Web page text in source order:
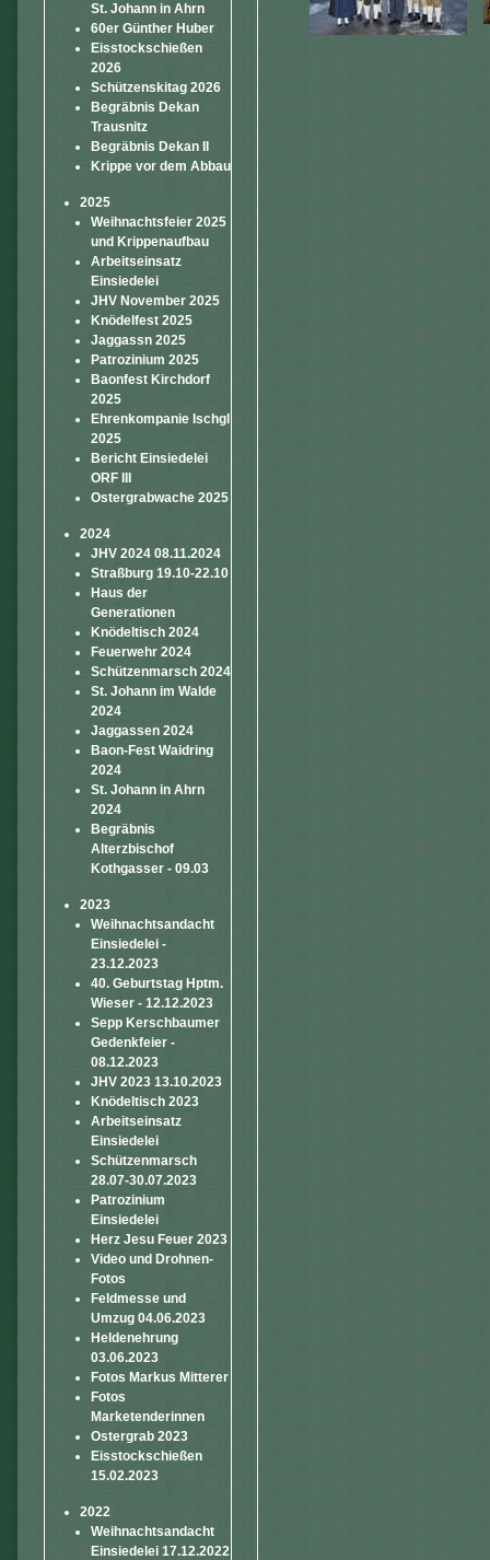
St. Johann in Ahrn
60er Günther Huber
Eisstockschießen
2026
Schützenskitag 2026
Begräbnis Dekan
Trausnitz
Begräbnis Dekan II
Krippe vor dem Abbau
2025
Weihnachtsfeier 2025
und Krippenaufbau
Arbeitseinsatz
Einsiedelei
JHV November 2025
Knödelfest 2025
Jaggassn 2025
Patrozinium 2025
Baonfest Kirchdorf
2025
Ehrenkompanie Ischgl
2025
Bericht Einsiedelei
ORF III
Ostergrabwache 2025
2024
JHV 2024 08.11.2024
Straßburg 19.10-22.10
Haus der
Generationen
Knödeltisch 2024
Feuerwehr 2024
Schützenmarsch 2024
St. Johann im Walde
2024
Jaggassen 2024
Baon-Fest Waidring
2024
St. Johann in Ahrn
2024
Begräbnis
Alterzbischof
Kothgasser - 09.03
2023
Weihnachtsandacht
Einsiedelei -
23.12.2023
40. Geburtstag Hptm.
Wieser - 12.12.2023
Sepp Kerschbaumer
Gedenkfeier -
08.12.2023
JHV 2023 13.10.2023
Knödeltisch 2023
Arbeitseinsatz
Einsiedelei
Schützenmarsch
28.07-30.07.2023
Patrozinium
Einsiedelei
Herz Jesu Feuer 2023
Video und Drohnen-
Fotos
Feldmesse und
Umzug 04.06.2023
Heldenehrung
03.06.2023
Fotos Markus Mitterer
Fotos
Marketenderinnen
Ostergrab 2023
Eisstockschießen
15.02.2023
2022
Weihnachtsandacht
Einsiedelei 17.12.2022